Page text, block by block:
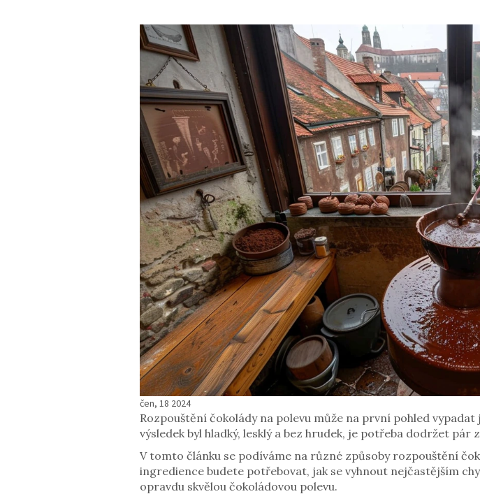
čen, 18 2024
Rozpouštění čokolády na polevu může na první pohled
výsledek byl hladký, lesklý a bez hrudek, je potřeba dodržet pár
V tomto článku se podíváme na různé způsoby rozpouštění
ingredience budete potřebovat, jak se vyhnout nejčastějším
opravdu skvělou čokoládovou polevu.